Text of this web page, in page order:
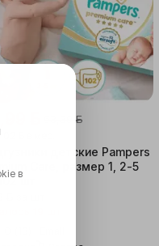
63,39 ƃ
ƃ
детские Pampers
Care, размер 1, 2-5
шт
в